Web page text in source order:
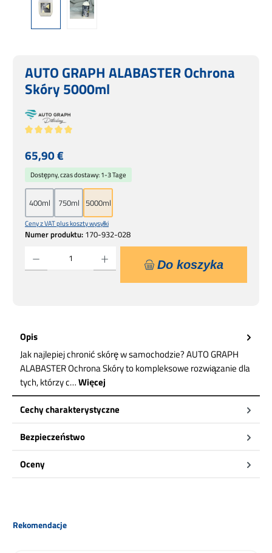
AUTO GRAPH ALABASTER Ochrona
Skóry 5000ml
Cena regularna:
65,90 €
Ceny z VAT plus koszty wysyłki
Numer produktu: 170-932-028
Dostępny, czas dostawy: 1-3 Tage
400ml 750ml 5000ml
Do koszyka
Opis
Jak najlepiej chronić skórę w samochodzie? AUTO GRAPH
ALABASTER Ochrona Skóry to kompleksowe rozwiązanie dla
tych, którzy c…Więcej
Cechy charakterystyczne
Bezpieczeństwo
Oceny
Pomiń galerię produktów
Rekomendacje